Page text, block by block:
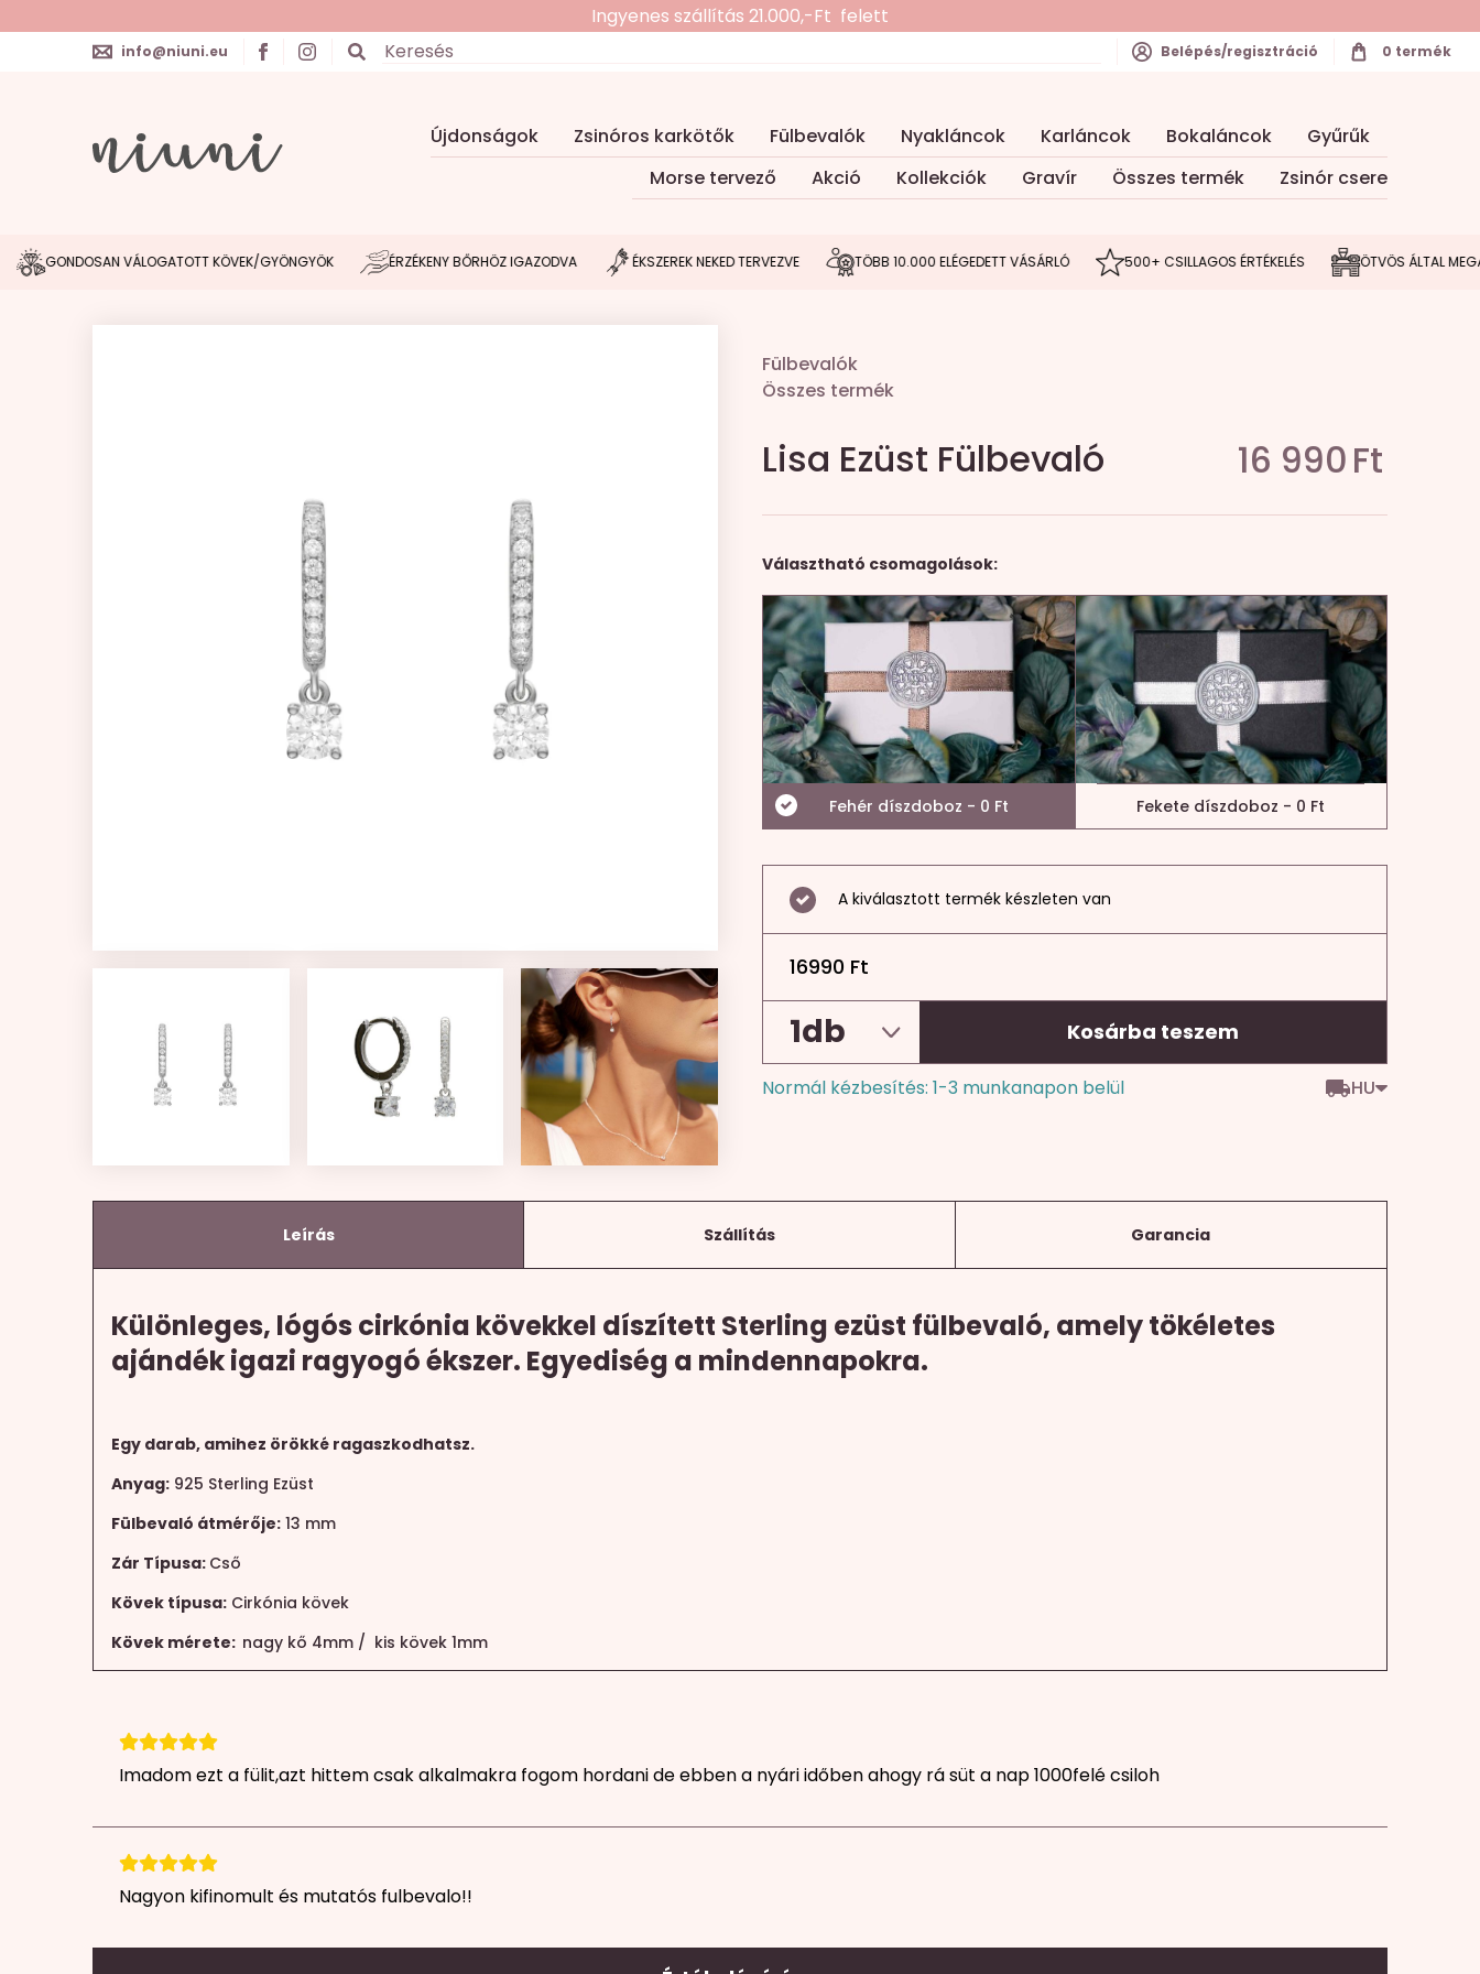
Újdonságok Zsinóros karkötők Fülbevalók Nyakláncok Karláncok Bokaláncok
Gyűrűk
Morse tervező
Akció Kollekciók Gravír Összes termék Zsinór csere
info@niuni.eu Belépés/regisztráció 0 termék
Ingyenes szállítás 21.000,-Ft felett
GONDOSAN VÁLOGATOTT KÖVEK/GYÖNGYÖK ÉRZÉKENY BŐRHÖZ IGAZODVA ÉKSZEREK NEKED TERVEZVE TÖBB 10.000 ELÉGEDETT VÁSÁRLÓ 500+ CSILLAGOS ÉRTÉKELÉS ÖTVÖS ÁLTAL
Fülbevalók
Összes termék
Lisa Ezüst Fülbevaló 16 990Ft
Választható csomagolások:
Fehér díszdoboz - 0 Ft Fekete díszdoboz - 0 Ft
A kiválasztott termék készleten van
16990 Ft
Kosárba teszem
Normál kézbesítés: 1-3 munkanapon belül HU
Leírás Szállítás Garancia
Különleges, lógós cirkónia kövekkel díszített Sterling ezüst fülbevaló, amely tökéletes
ajándék igazi ragyogó ékszer. Egyediség a mindennapokra.
Egy darab, amihez örökké ragaszkodhatsz.
Anyag: 925 Sterling Ezüst
Fülbevaló átmérője: 13 mm
Zár Típusa: Cső
Kövek típusa: Cirkónia kövek
Kövek mérete: nagy kő 4mm / kis kövek 1mm
Imadom ezt a fülit,azt hittem csak alkalmakra fogom hordani de ebben a nyári időben ahogy rá süt a nap 1000felé csiloh
Nagyon kifinomult és mutatós fulbevalo!!